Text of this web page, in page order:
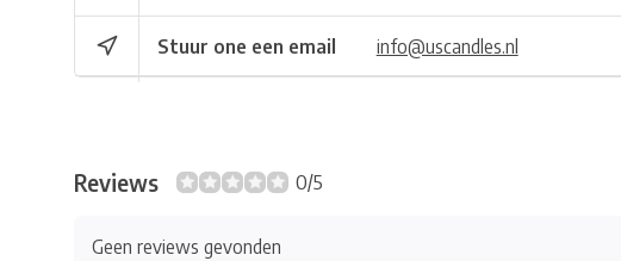
Stuur one een email info@uscandles.nl
Reviews 0/5
Geen reviews gevonden